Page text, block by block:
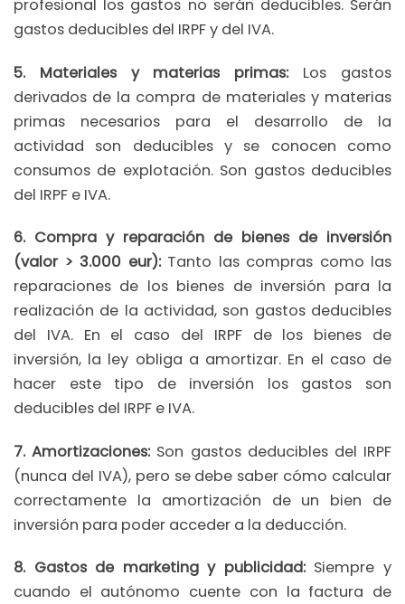
profesional los gastos no serán deducibles. Serán
gastos deducibles del IRPF y del IVA.
5. Materiales y materias primas: Los gastos
derivados de la compra de materiales y materias
primas necesarios para el desarrollo de la
actividad son deducibles y se conocen como
consumos de explotación. Son gastos deducibles
del IRPF e IVA.
6. Compra y reparación de bienes de inversión
(valor > 3.000 eur):Tanto las compras como las
reparaciones de los bienes de inversión para la
realización de la actividad, son gastos deducibles
del IVA. En el caso del IRPF de los bienes de
inversión, la ley obliga a amortizar. En el caso de
hacer este tipo de inversión los gastos son
deducibles del IRPF e IVA.
7. Amortizaciones: Son gastos deducibles del IRPF
(nunca del IVA), pero se debe saber cómo calcular
correctamente la amortización de un bien de
inversión para poder acceder a la deducción.
8. Gastos de marketing y publicidad:Siempre y
cuando el autónomo cuente con la factura de